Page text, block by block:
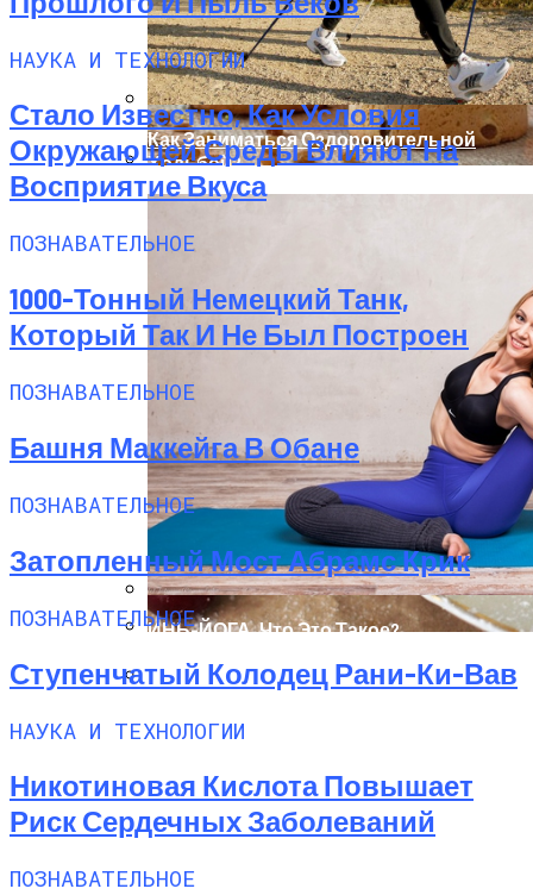
Рецепты Пасхальных Куличей На Соде
Вареники На Соде — Лучшие Рецепты
Как Заниматься Оздоровительной
Ходьбой?
ИНЬ-ЙОГА. Что Это Такое?
Шанкха Пракшалана — Йогическая
Практика Очищения Кишечника
НАУКА И ТЕХНОЛОГИИ
Стало Известно, Как Условия
Окружающей Среды Влияют На
Восприятие Вкуса
ПОЗНАВАТЕЛЬНОЕ
1000-Тонный Немецкий Танк,
Который Так И Не Был Построен
ПОЗНАВАТЕЛЬНОЕ
Башня Маккейга В Обане
ПОЗНАВАТЕЛЬНОЕ
Затопленный Мост Абрамс Крик
ПОЗНАВАТЕЛЬНОЕ
Ступенчатый Колодец Рани-Ки-Вав
НАУКА И ТЕХНОЛОГИИ
Никотиновая Кислота Повышает
Риск Сердечных Заболеваний
ПОЗНАВАТЕЛЬНОЕ